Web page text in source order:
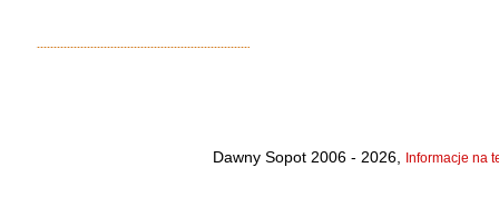
Dawny Sopot 2006 - 2026, Informacje na